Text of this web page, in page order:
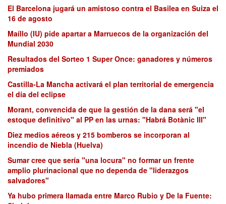
El Barcelona jugará un amistoso contra el Basilea en Suiza el
16 de agosto
Maíllo (IU) pide apartar a Marruecos de la organización del
Mundial 2030
Resultados del Sorteo 1 Super Once: ganadores y números
premiados
Castilla-La Mancha activará el plan territorial de emergencia
el día del eclipse
Morant, convencida de que la gestión de la dana será "el
estoque definitivo" al PP en las urnas: "Habrá Botànic III"
Diez medios aéreos y 215 bomberos se incorporan al
incendio de Niebla (Huelva)
Sumar cree que sería "una locura" no formar un frente
amplio plurinacional que no dependa de "liderazgos
salvadores"
Ya hubo primera llamada entre Marco Rubio y De la Fuente: